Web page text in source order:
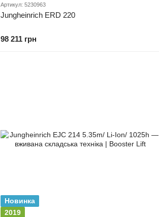
Артикул: 5230963
Jungheinrich ERD 220
98 211 грн
Новинка
2019